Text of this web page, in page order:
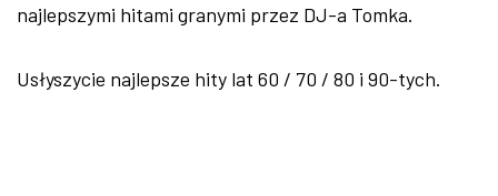
najlepszymi hitami granymi przez DJ-a Tomka.
Usłyszycie najlepsze hity lat 60 / 70 / 80 i 90-tych.